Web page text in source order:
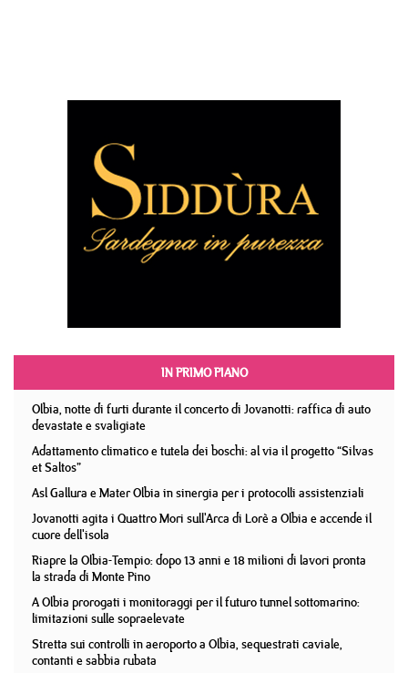
IN PRIMO PIANO
Olbia, notte di furti durante il concerto di Jovanotti: raffica di auto
devastate e svaligiate
Adattamento climatico e tutela dei boschi: al via il progetto “Silvas
et Saltos”
Asl Gallura e Mater Olbia in sinergia per i protocolli assistenziali
Jovanotti agita i Quattro Mori sull'Arca di Lorè a Olbia e accende il
cuore dell'isola
Riapre la Olbia-Tempio: dopo 13 anni e 18 milioni di lavori pronta
la strada di Monte Pino
A Olbia prorogati i monitoraggi per il futuro tunnel sottomarino:
limitazioni sulle sopraelevate
Stretta sui controlli in aeroporto a Olbia, sequestrati caviale,
contanti e sabbia rubata